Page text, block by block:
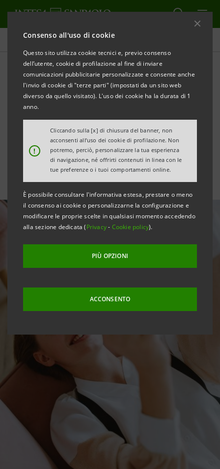
Consenso all'uso di cookie
Questo sito utilizza cookie tecnici e, previo consenso
dell’utente, cookie di profilazione al fine di inviare
comunicazioni pubblicitarie personalizzate e consente anche
l'invio di cookie di "terze parti" (impostati da un sito web
diverso da quello visitato). L'uso dei cookie ha la durata di 1
anno.
!
Cliccando sulla [x] di chiusura del banner, non
acconsenti all’uso dei cookie di profilazione. Non
potremo, perciò, personalizzare la tua esperienza
di navigazione, né offrirti contenuti in linea con le
tue preferenze o i tuoi comportamenti online.
È possibile consultare l'informativa estesa, prestare o meno
il consenso ai cookie o personalizzarne la configurazione e
modificare le proprie scelte in qualsiasi momento accedendo
alla sezione dedicata (Privacy- Cookie policy).
PIÙ OPZIONI
ACCONSENTO
Area Media
Settore orafo italiano: la
sesta indagine
congiunturale con il Club
degli Orafi